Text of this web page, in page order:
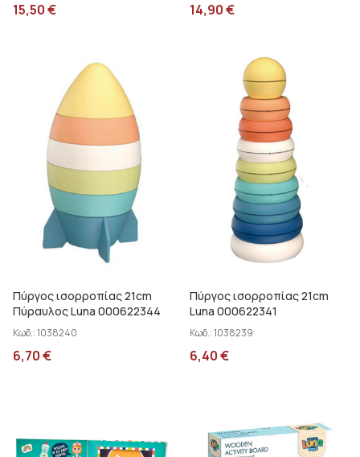
15,50€ 14,90€
Πύργος ισορροπίας 21cm
Πύραυλος Luna 000622344
Κωδ.:1038240
6,70€
Πύργος ισορροπίας 21cm
Luna 000622341
Κωδ.:1038239
6,40€